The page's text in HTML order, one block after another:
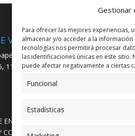
Gestionar
Para ofrecer las mejores experiencias,
almacenar y/o acceder a la
tecnologías nos permitirá procesar
las identificaciones únicas en este
puede afectar negativamente a ciertas
Funcional
Estadísticas
VENTA
(Lobe Spain)
11004 Cádiz
CONDICIONES